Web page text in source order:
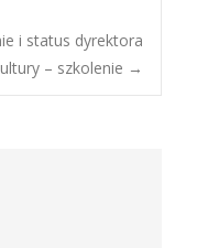
i status dyrektora
– szkolenie →